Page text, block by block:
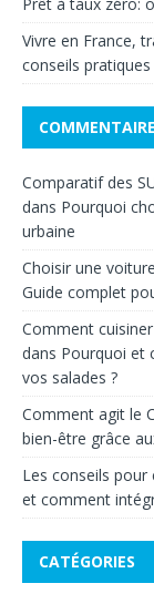
Vivre en France,
conseils
Comparatif des
dans Pourquoi
urbaine
Choisir une
Guide complet
Comment
dans Pourquoi et
vos salades ?
Comment agit le
bien-être grâce
Les conseils
et comment
CATÉGORIES